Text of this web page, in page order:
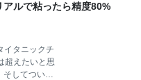
Word2Vec
日本語
析したもの
用いている
禁書目録」）
開したAPIは
ルで粘ったら精度80%
イタニックチ
超えたいと思
そしてついに